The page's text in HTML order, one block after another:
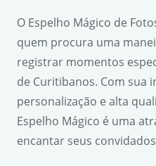
O Espelho Mágico de
quem procura uma
registrar momentos
de Curitibanos. Com sua
personalização e alta
Espelho Mágico é uma
encantar seus